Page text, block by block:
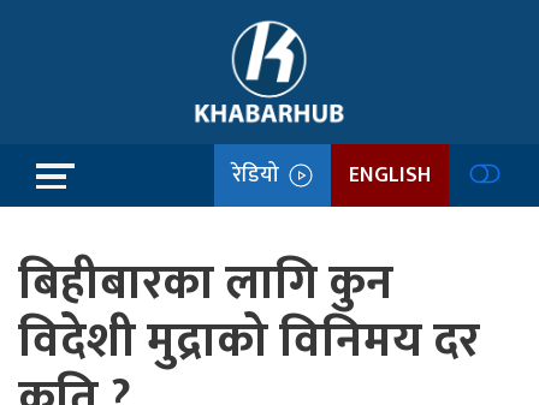
रेडियो ENGLISH
बिहीबारका लागि कुन
विदेशी मुद्राको विनिमय दर